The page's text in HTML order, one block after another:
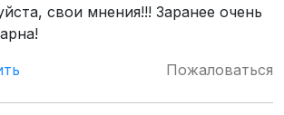
свои мнения!!! Заранее очень
Пожаловаться